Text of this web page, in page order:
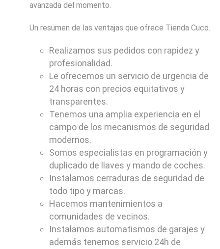
avanzada del momento.
Un resumen de las ventajas que ofrece Tienda Cuco.
Realizamos sus pedidos con rapidez y
profesionalidad.
Le ofrecemos un servicio de urgencia de
24 horas con precios equitativos y
transparentes.
Tenemos una amplia experiencia en el
campo de los mecanismos de seguridad
modernos.
Somos especialistas en programación y
duplicado de llaves y mando de coches.
Instalamos cerraduras de seguridad de
todo tipo y marcas.
Hacemos mantenimientos a
comunidades de vecinos.
Instalamos automatismos de garajes y
además tenemos servicio 24h de